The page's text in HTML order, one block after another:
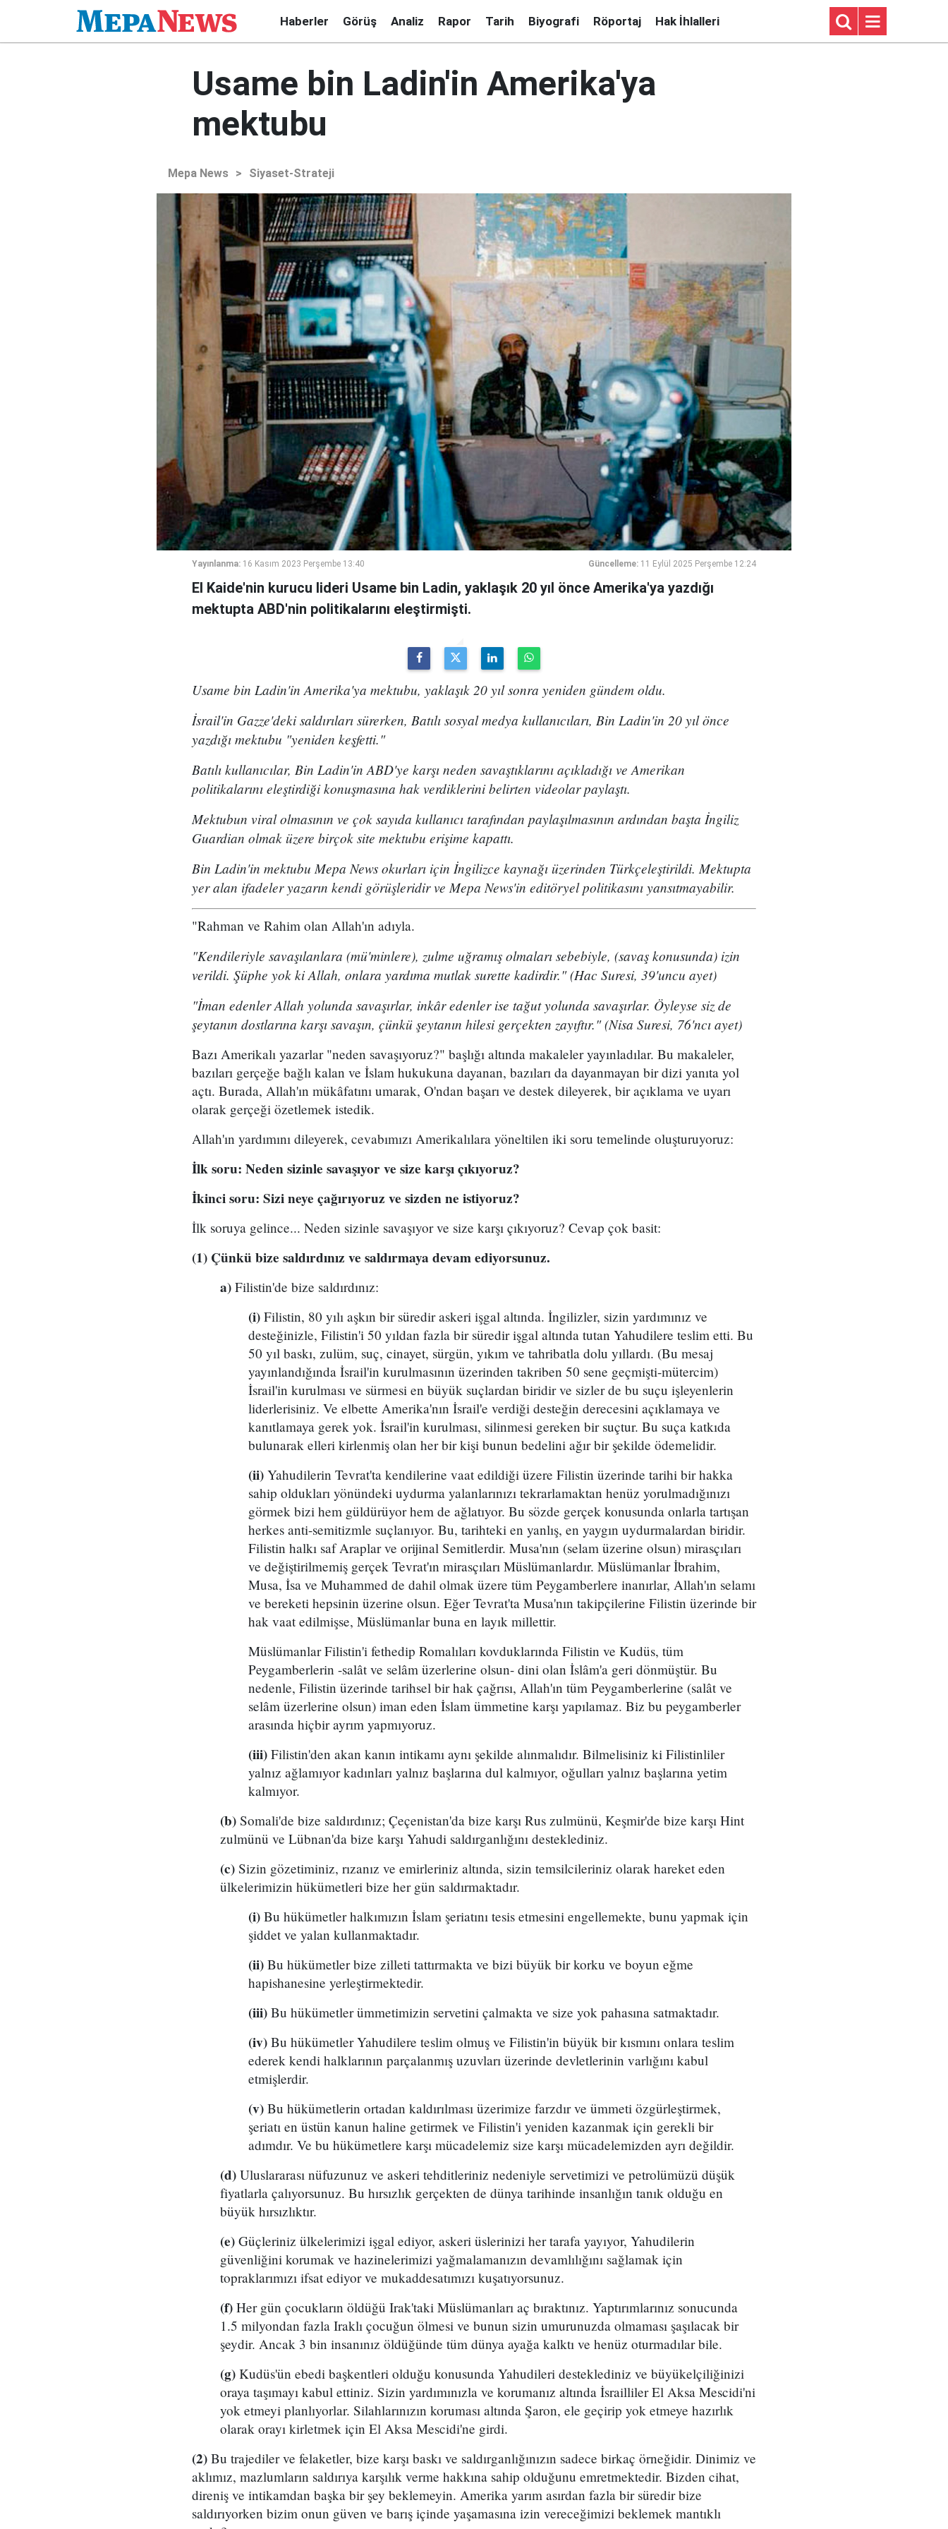
Haberler Görüş Analiz Rapor Tarih Biyografi Röportaj Hak İhlalleri
Usame bin Ladin'in Amerika'ya
mektubu
Mepa News > Siyaset-Strateji
Yayınlanma: 16 Kasım 2023 Perşembe 13:40 Güncelleme: 11 Eylül 2025 Perşembe 12:24
El Kaide'nin kurucu lideri Usame bin Ladin, yaklaşık 20 yıl önce Amerika'ya yazdığı
mektupta ABD'nin politikalarını eleştirmişti.
Usame bin Ladin'in Amerika'ya mektubu, yaklaşık 20 yıl sonra yeniden gündem oldu.
İsrail'in Gazze'deki saldırıları sürerken, Batılı sosyal medya kullanıcıları, Bin Ladin'in 20 yıl önce
yazdığı mektubu "yeniden keşfetti."
Batılı kullanıcılar, Bin Ladin'in ABD'ye karşı neden savaştıklarını açıkladığı ve Amerikan
politikalarını eleştirdiği konuşmasına hak verdiklerini belirten videolar paylaştı.
Mektubun viral olmasının ve çok sayıda kullanıcı tarafından paylaşılmasının ardından başta İngiliz
Guardian olmak üzere birçok site mektubu erişime kapattı.
Bin Ladin'in mektubu Mepa News okurları için İngilizce kaynağı üzerinden Türkçeleştirildi. Mektupta
yer alan ifadeler yazarın kendi görüşleridir ve Mepa News'in editöryel politikasını yansıtmayabilir.
"Rahman ve Rahim olan Allah'ın adıyla.
"Kendileriyle savaşılanlara (mü'minlere), zulme uğramış olmaları sebebiyle, (savaş konusunda) izin
verildi. Şüphe yok ki Allah, onlara yardıma mutlak surette kadirdir." (Hac Suresi, 39'uncu ayet)
"İman edenler Allah yolunda savaşırlar, inkâr edenler ise tağut yolunda savaşırlar. Öyleyse siz de
şeytanın dostlarına karşı savaşın, çünkü şeytanın hilesi gerçekten zayıftır." (Nisa Suresi, 76'ncı ayet)
Bazı Amerikalı yazarlar "neden savaşıyoruz?" başlığı altında makaleler yayınladılar. Bu makaleler,
bazıları gerçeğe bağlı kalan ve İslam hukukuna dayanan, bazıları da dayanmayan bir dizi yanıta yol
açtı. Burada, Allah'ın mükâfatını umarak, O'ndan başarı ve destek dileyerek, bir açıklama ve uyarı
olarak gerçeği özetlemek istedik.
Allah'ın yardımını dileyerek, cevabımızı Amerikalılara yöneltilen iki soru temelinde oluşturuyoruz:
İlk soru: Neden sizinle savaşıyor ve size karşı çıkıyoruz?
İkinci soru: Sizi neye çağırıyoruz ve sizden ne istiyoruz?
İlk soruya gelince... Neden sizinle savaşıyor ve size karşı çıkıyoruz? Cevap çok basit:
(1) Çünkü bize saldırdınız ve saldırmaya devam ediyorsunuz.
a) Filistin'de bize saldırdınız:
(i) Filistin, 80 yılı aşkın bir süredir askeri işgal altında. İngilizler, sizin yardımınız ve
desteğinizle, Filistin'i 50 yıldan fazla bir süredir işgal altında tutan Yahudilere teslim etti. Bu
50 yıl baskı, zulüm, suç, cinayet, sürgün, yıkım ve tahribatla dolu yıllardı. (Bu mesaj
yayınlandığında İsrail'in kurulmasının üzerinden takriben 50 sene geçmişti-mütercim)
İsrail'in kurulması ve sürmesi en büyük suçlardan biridir ve sizler de bu suçu işleyenlerin
liderlerisiniz. Ve elbette Amerika'nın İsrail'e verdiği desteğin derecesini açıklamaya ve
kanıtlamaya gerek yok. İsrail'in kurulması, silinmesi gereken bir suçtur. Bu suça katkıda
bulunarak elleri kirlenmiş olan her bir kişi bunun bedelini ağır bir şekilde ödemelidir.
(ii) Yahudilerin Tevrat'ta kendilerine vaat edildiği üzere Filistin üzerinde tarihi bir hakka
sahip oldukları yönündeki uydurma yalanlarınızı tekrarlamaktan henüz yorulmadığınızı
görmek bizi hem güldürüyor hem de ağlatıyor. Bu sözde gerçek konusunda onlarla tartışan
herkes anti-semitizmle suçlanıyor. Bu, tarihteki en yanlış, en yaygın uydurmalardan biridir.
Filistin halkı saf Araplar ve orijinal Semitlerdir. Musa'nın (selam üzerine olsun) mirasçıları
ve değiştirilmemiş gerçek Tevrat'ın mirasçıları Müslümanlardır. Müslümanlar İbrahim,
Musa, İsa ve Muhammed de dahil olmak üzere tüm Peygamberlere inanırlar, Allah'ın selamı
ve bereketi hepsinin üzerine olsun. Eğer Tevrat'ta Musa'nın takipçilerine Filistin üzerinde bir
hak vaat edilmişse, Müslümanlar buna en layık millettir.
Müslümanlar Filistin'i fethedip Romalıları kovduklarında Filistin ve Kudüs, tüm
Peygamberlerin -salât ve selâm üzerlerine olsun- dini olan İslâm'a geri dönmüştür. Bu
nedenle, Filistin üzerinde tarihsel bir hak çağrısı, Allah'ın tüm Peygamberlerine (salât ve
selâm üzerlerine olsun) iman eden İslam ümmetine karşı yapılamaz. Biz bu peygamberler
arasında hiçbir ayrım yapmıyoruz.
(iii) Filistin'den akan kanın intikamı aynı şekilde alınmalıdır. Bilmelisiniz ki Filistinliler
yalnız ağlamıyor kadınları yalnız başlarına dul kalmıyor, oğulları yalnız başlarına yetim
kalmıyor.
(b) Somali'de bize saldırdınız; Çeçenistan'da bize karşı Rus zulmünü, Keşmir'de bize karşı Hint
zulmünü ve Lübnan'da bize karşı Yahudi saldırganlığını desteklediniz.
(c) Sizin gözetiminiz, rızanız ve emirleriniz altında, sizin temsilcileriniz olarak hareket eden
ülkelerimizin hükümetleri bize her gün saldırmaktadır.
(i) Bu hükümetler halkımızın İslam şeriatını tesis etmesini engellemekte, bunu yapmak için
şiddet ve yalan kullanmaktadır.
(ii) Bu hükümetler bize zilleti tattırmakta ve bizi büyük bir korku ve boyun eğme
hapishanesine yerleştirmektedir.
(iii) Bu hükümetler ümmetimizin servetini çalmakta ve size yok pahasına satmaktadır.
(iv) Bu hükümetler Yahudilere teslim olmuş ve Filistin'in büyük bir kısmını onlara teslim
ederek kendi halklarının parçalanmış uzuvları üzerinde devletlerinin varlığını kabul
etmişlerdir.
(v) Bu hükümetlerin ortadan kaldırılması üzerimize farzdır ve ümmeti özgürleştirmek,
şeriatı en üstün kanun haline getirmek ve Filistin'i yeniden kazanmak için gerekli bir
adımdır. Ve bu hükümetlere karşı mücadelemiz size karşı mücadelemizden ayrı değildir.
(d) Uluslararası nüfuzunuz ve askeri tehditleriniz nedeniyle servetimizi ve petrolümüzü düşük
fiyatlarla çalıyorsunuz. Bu hırsızlık gerçekten de dünya tarihinde insanlığın tanık olduğu en
büyük hırsızlıktır.
(e) Güçleriniz ülkelerimizi işgal ediyor, askeri üslerinizi her tarafa yayıyor, Yahudilerin
güvenliğini korumak ve hazinelerimizi yağmalamanızın devamlılığını sağlamak için
topraklarımızı ifsat ediyor ve mukaddesatımızı kuşatıyorsunuz.
(f) Her gün çocukların öldüğü Irak'taki Müslümanları aç bıraktınız. Yaptırımlarınız sonucunda
1.5 milyondan fazla Iraklı çocuğun ölmesi ve bunun sizin umurunuzda olmaması şaşılacak bir
şeydir. Ancak 3 bin insanınız öldüğünde tüm dünya ayağa kalktı ve henüz oturmadılar bile.
(g) Kudüs'ün ebedi başkentleri olduğu konusunda Yahudileri desteklediniz ve büyükelçiliğinizi
oraya taşımayı kabul ettiniz. Sizin yardımınızla ve korumanız altında İsrailliler El Aksa Mescidi'ni
yok etmeyi planlıyorlar. Silahlarınızın koruması altında Şaron, ele geçirip yok etmeye hazırlık
olarak orayı kirletmek için El Aksa Mescidi'ne girdi.
(2) Bu trajediler ve felaketler, bize karşı baskı ve saldırganlığınızın sadece birkaç örneğidir. Dinimiz ve
aklımız, mazlumların saldırıya karşılık verme hakkına sahip olduğunu emretmektedir. Bizden cihat,
direniş ve intikamdan başka bir şey beklemeyin. Amerika yarım asırdan fazla bir süredir bize
saldırıyorken bizim onun güven ve barış içinde yaşamasına izin vereceğimizi beklemek mantıklı